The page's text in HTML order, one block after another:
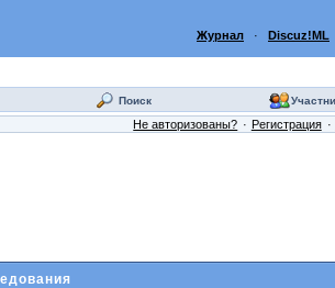
Журнал · Discuz!ML
Поиск
Не авторизованы? Регистрация